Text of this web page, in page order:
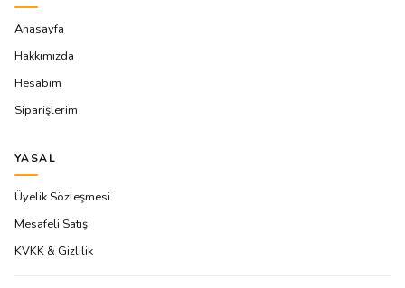
Anasayfa
Hakkımızda
Hesabım
Siparişlerim
YASAL
Üyelik Sözleşmesi
Mesafeli Satış
KVKK & Gizlilik